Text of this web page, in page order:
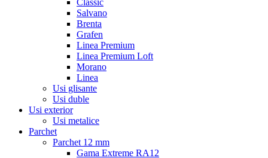
Classic
Salvano
Brenta
Grafen
Linea Premium
Linea Premium Loft
Morano
Linea
Usi glisante
Usi duble
Usi exterior
Usi metalice
Parchet
Parchet 12 mm
Gama Extreme RA12